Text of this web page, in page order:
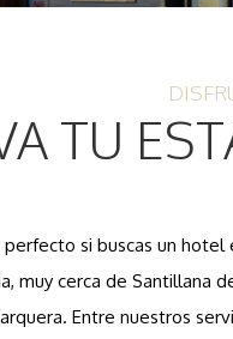
TU
perfecto si buscas un
muy cerca de Santillana
Entre nuestros